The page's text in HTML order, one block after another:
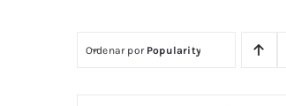
Ordenar por Popularity